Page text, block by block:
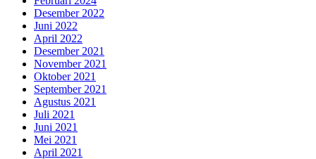
Desember 2022
Juni 2022
April 2022
Desember 2021
November 2021
Oktober 2021
September 2021
Agustus 2021
Juli 2021
Juni 2021
Mei 2021
April 2021